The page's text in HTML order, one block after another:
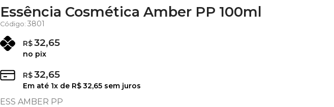
Essência Cosmética Amber PP 100ml
Código: 3801
R$32,65
no pix
R$32,65
Em até 1x de R$32,65 sem juros
ESS AMBER PP